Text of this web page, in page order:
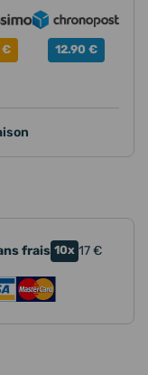
€ 12.90 €
frais 10x 17€